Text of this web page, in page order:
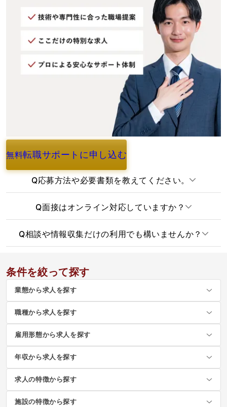
無料転職サポートに申し込む
よくあるご質問
Q応募方法や必要書類を教えてください。
Q面接はオンライン対応していますか？
Q相談や情報収集だけの利用でも構いませんか？
条件を絞って探す
業態から求人を探す
職種から求人を探す
雇用形態から求人を探す
年収から求人を探す
求人の特徴から探す
施設の特徴から探す